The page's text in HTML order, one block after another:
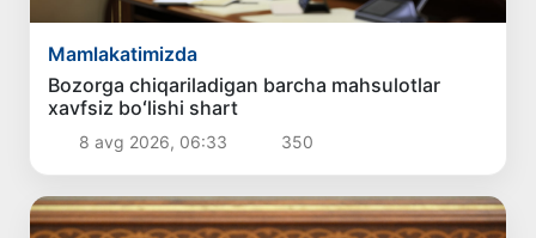
Mamlakatimizda
Bozorga chiqariladigan barcha mahsulotlar
xavfsiz boʻlishi shart
8 avg 2026, 06:33 350